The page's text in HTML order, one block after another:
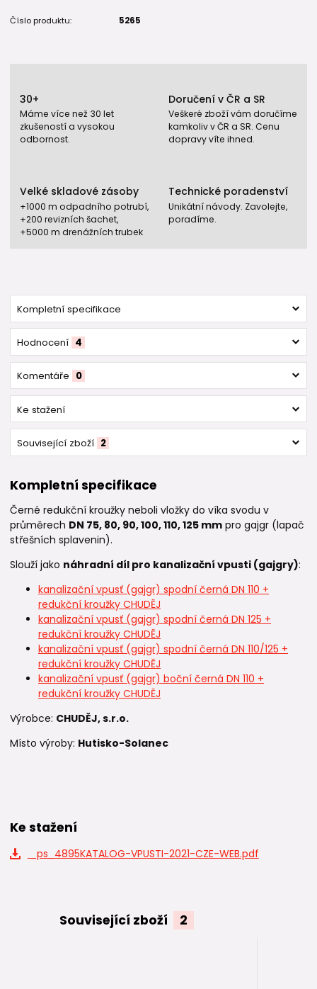
Číslo produktu: 5265
30+
Máme více než 30 let
zkušeností a vysokou
odbornost.
Doručení v ČR a SR
Veškeré zboží vám doručíme
kamkoliv v ČR a SR. Cenu
dopravy víte ihned.
Velké skladové zásoby
+1000 m odpadního potrubí,
+200 revizních šachet,
+5000 m drenážních trubek
Technické poradenství
Unikátní návody. Zavolejte,
poradíme.
Kompletní specifikace
Hodnocení 4
Komentáře 0
Ke stažení
Související zboží 2
Kompletní specifikace
Černé redukční kroužky neboli vložky do víka svodu v
průměrech DN 75, 80, 90, 100, 110, 125 mm pro gajgr (lapač
střešních splavenin).
Slouží jako náhradní díl pro kanalizační vpusti (gajgry):
kanalizační vpusť (gajgr) spodní černá DN 110 +
redukční kroužky CHUDĚJ
kanalizační vpusť (gajgr) spodní černá DN 125 +
redukční kroužky CHUDĚJ
kanalizační vpusť (gajgr) spodní černá DN 110/125 +
redukční kroužky CHUDĚJ
kanalizační vpusť (gajgr) boční černá DN 110 +
redukční kroužky CHUDĚJ
Výrobce: CHUDĚJ, s.r.o.
Místo výroby: Hutisko-Solanec
Ke stažení
_ps_4895KATALOG-VPUSTI-2021-CZE-WEB.pdf
Související zboží 2